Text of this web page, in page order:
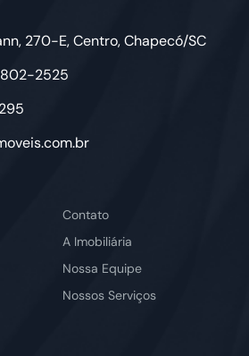
270-E, Centro, Chapecó/SC
2525
Contato
A Imobiliária
Nossa Equipe
Nossos Serviços